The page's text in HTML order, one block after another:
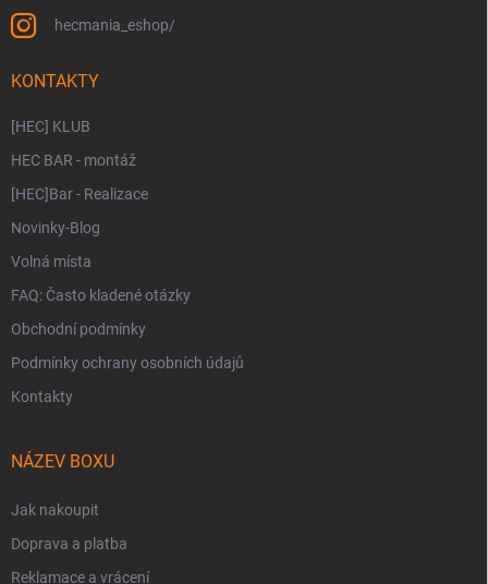
hecmania_eshop/
KONTAKTY
[HEC] KLUB
HEC BAR - montáž
[HEC]Bar - Realizace
Novinky-Blog
Volná místa
FAQ: Často kladené otázky
Obchodní podmínky
Podmínky ochrany osobních údajů
Kontakty
NÁZEV BOXU
Jak nakoupit
Doprava a platba
Reklamace a vrácení